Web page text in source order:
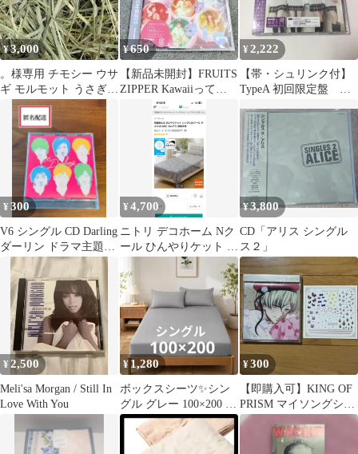
¥3,000
。様専用 チモシー ウサ
ギ モルモット うさぎ
デグー チンチラ
¥650
【新品未開封】FRUITS
ZIPPER Kawaiiって
Magic シングル
¥2,222
【帯・シュリンク付】
TypeA 初回限定盤 ぐ
坂46 CD
¥300
V6 シングル CD Darling
ダーリン ドラマ主題歌
きみはペット
¥4,700
ニトリ デコホーム Nク
ール ひんやりケット シ
ングル デコネコ
¥3,800
CD「アリス シングル
ス２」
¥2,500
Meli'sa Morgan / Still In
Love With You
¥ 1,280
ボックスシーツ✨シン
グル グレー 100×200 マ
ットレスカバー 敷布団
¥300
【即購入可】KING OF
PRISM マイソングシン
グルシリーズ 如月ルヰ